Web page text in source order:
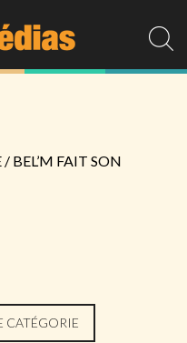
/ BEL’M FAIT SON
CATÉGORIE